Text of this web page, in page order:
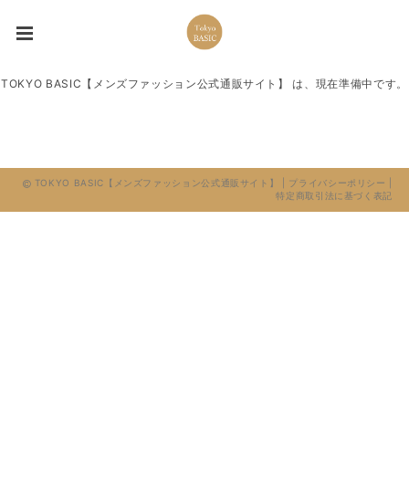
TOKYO BASIC【メンズファッション公式通販サイト】 は、現在準備中です。
TOKYO BASIC【メンズファッション公式通販サイト】 | プライバシーポリシー
特定商取引法に基づく表記